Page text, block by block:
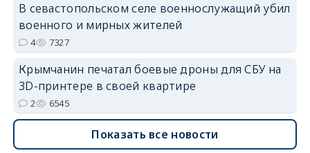
В севастопольском селе военнослужащий убил
военного и мирных жителей
4 7327
Крымчанин печатал боевые дроны для СБУ на
3D-принтере в своей квартире
2 6545
Показать все новости